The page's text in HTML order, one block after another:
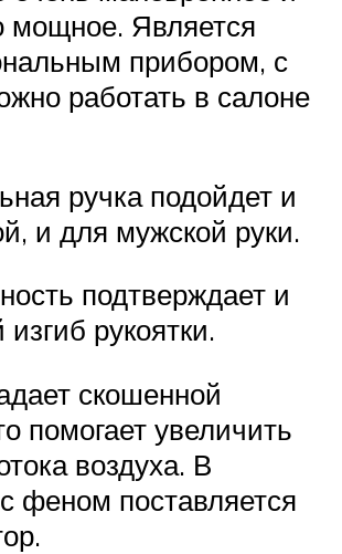
мощное. Является
прибором, с
работать в салоне
ручка подойдет и
и для мужской руки.
подтверждает и
рукоятки.
скошенной
помогает увеличить
воздуха. В
феном поставляется